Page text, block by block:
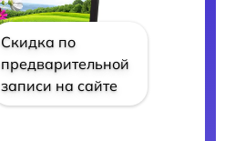
Скидка по
предварительной
записи на сайте